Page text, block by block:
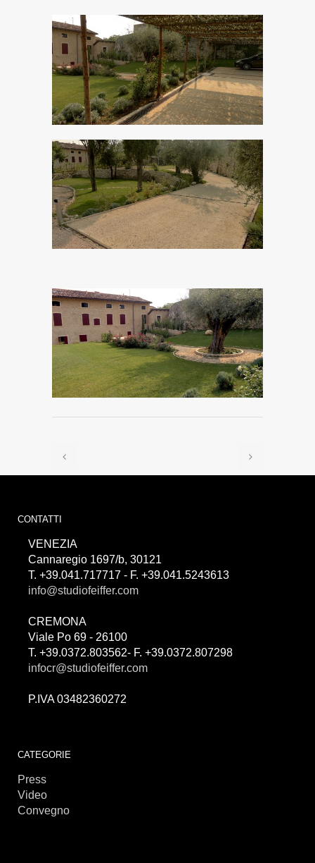
CONTATTI
VENEZIA
Cannaregio 1697/b, 30121
T. +39.041.717717 - F. +39.041.5243613
info@studiofeiffer.com
CREMONA
Viale Po 69 - 26100
T. +39.0372.803562- F. +39.0372.807298
infocr@studiofeiffer.com
P.IVA 03482360272
CATEGORIE
Press
Video
Convegno